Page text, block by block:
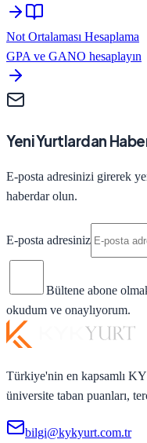
Not Ortalaması Hesaplama
GPA ve GANO hesaplayın
Yeni Yurtlardan
E-posta adresinizi girerek
haberdar olun.
E-posta adresiniz
Bültene abone
okudum ve onaylıyorum.
Türkiye'nin en kapsamlı
üniversite taban puanları,
bilgi@kykyurt.com.tr